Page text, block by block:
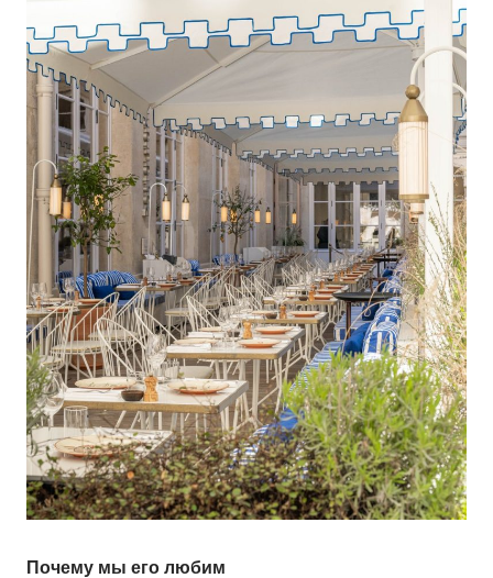
Почему мы его любим